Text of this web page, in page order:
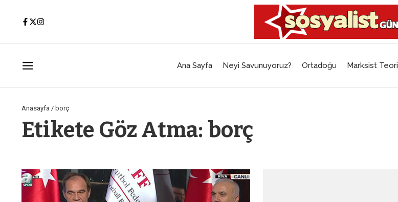
Ana Sayfa Neyi Savunuyoruz? Ortadoğu Marksist Teori
Anasayfa / borç
Etikete Göz Atma: borç